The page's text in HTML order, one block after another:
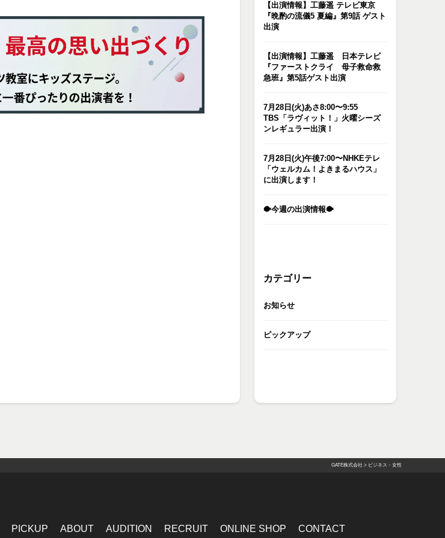
【出演情報】工藤遥 テレビ東京
『晩酌の流儀5 夏編』第9話 ゲスト
出演
【出演情報】工藤遥 日本テレビ
『ファーストクライ 母子救命救
急班』第5話ゲスト出演
7月28日(火)あさ8:00〜9:55
TBS「ラヴィット！」火曜シーズ
ンレギュラー出演！
7月28日(火)午後7:00〜NHKEテレ
「ウェルカム！よきまるハウス」
に出演します！
🐡今週の出演情報🐡
カテゴリー
お知らせ
ピックアップ
GATE株式会社 > ビジネス・女性
PICKUP ABOUT AUDITION RECRUIT ONLINE SHOP CONTACT